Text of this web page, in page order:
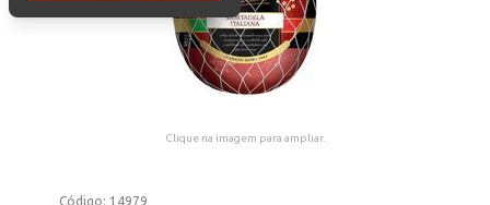
Clique na imagem para ampliar.
Código: 14979